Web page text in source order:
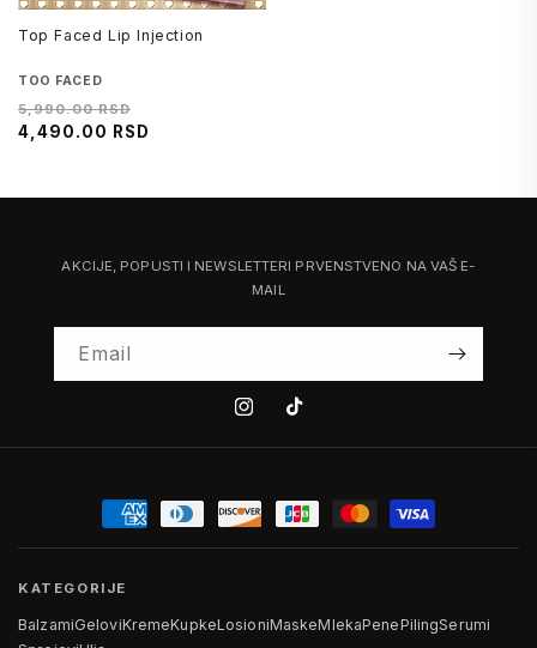
Top Faced Lip Injection
Brend
TOO FACED
Regularna
cena
5,990.00 RSD
na
4,490.00 RSD
AKCIJE, POPUSTI I NEWSLETTERI PRVENSTVENO NA VAŠ E-
MAIL
Email
InstagramTiktok
KATEGORIJE
BalzamiGeloviKremeKupkeLosioniMaskeMlekaPenePilingSerumi